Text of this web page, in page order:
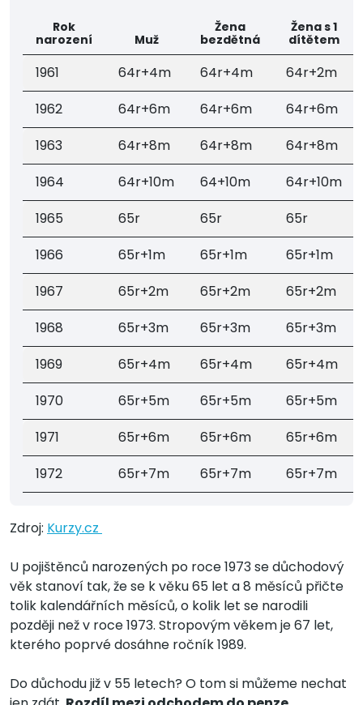
Rok
narození
Muž
Žena
bezdětná
Žena s 1
dítětem
1961 64r+4m 64r+4m
64r+2m
1962
64r+6m 64r+6m
64r+6m
1963
64r+8m 64r+8m
64r+8m
1964
64r+10m 64+10m
64r+10m
1965
65r 65r
65r
1966
65r+1m 65r+1m
65r+1m
1967
65r+2m 65r+2m
65r+2m
1968
65r+3m 65r+3m
65r+3m
1969
65r+4m 65r+4m
65r+4m
1970
65r+5m 65r+5m
65r+5m
1971
65r+6m 65r+6m
65r+6m
1972
65r+7m 65r+7m 65r+7m
Zdroj: Kurzy.cz
U pojištěnců narozených po roce 1973 se důchodový
věk stanoví tak, že se k věku 65 let a 8 měsíců přičte
tolik kalendářních měsíců, o kolik let se narodili
později než v roce 1973. Stropovým věkem je 67 let,
kterého poprvé dosáhne ročník 1989.
Do důchodu již v 55 letech? O tom si můžeme nechat